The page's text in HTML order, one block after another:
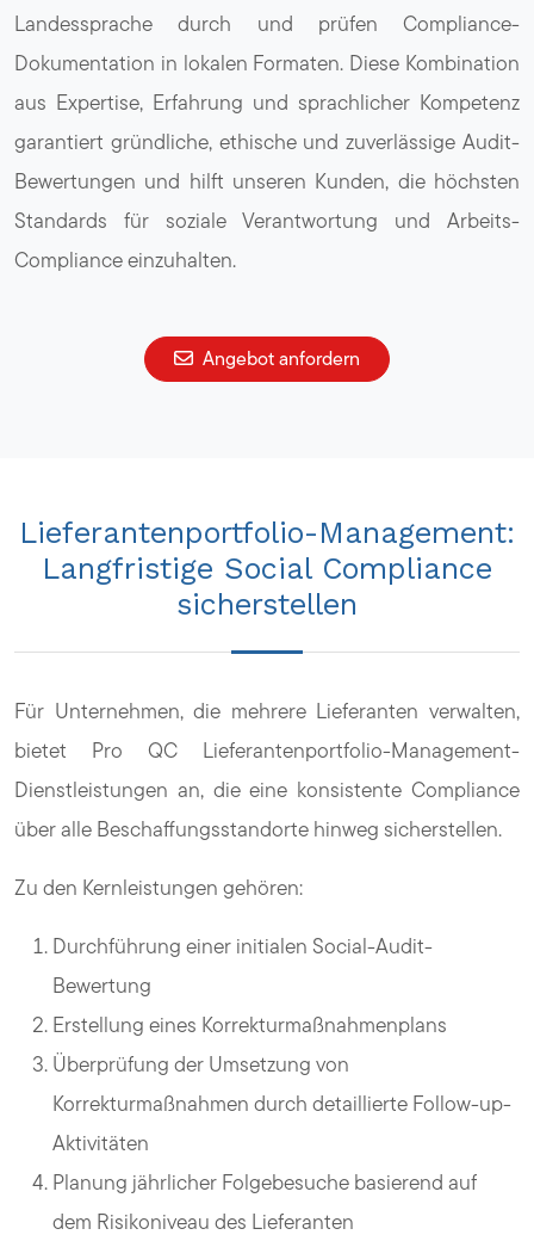
Landessprache durch und prüfen Compliance-
Dokumentation in lokalen Formaten. Diese Kombination
aus Expertise, Erfahrung und sprachlicher Kompetenz
garantiert gründliche, ethische und zuverlässige Audit-
Bewertungen und hilft unseren Kunden, die höchsten
Standards für soziale Verantwortung und Arbeits-
Compliance einzuhalten.
Angebot anfordern
Lieferantenportfolio-Management:
Langfristige Social Compliance
sicherstellen
Für Unternehmen, die mehrere Lieferanten verwalten,
bietet Pro QC Lieferantenportfolio-Management-
Dienstleistungen an, die eine konsistente Compliance
über alle Beschaffungsstandorte hinweg sicherstellen.
Zu den Kernleistungen gehören:
Durchführung einer initialen Social-Audit-
Bewertung
Erstellung eines Korrekturmaßnahmenplans
Überprüfung der Umsetzung von
Korrekturmaßnahmen durch detaillierte Follow-up-
Aktivitäten
Planung jährlicher Folgebesuche basierend auf
dem Risikoniveau des Lieferanten